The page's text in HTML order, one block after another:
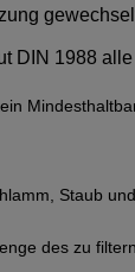
DIN 1988
Staub
des zu